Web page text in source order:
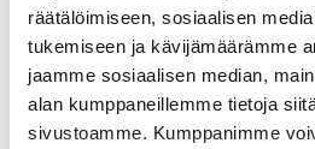
räätälöimiseen, sosiaalisen
tukemiseen ja kävijämäärämme
jaamme sosiaalisen median,
alan kumppaneillemme tietoja
sivustoamme. Kumppanimme